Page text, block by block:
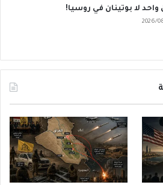
واحد لا بوتينان في روسيا!
2026/